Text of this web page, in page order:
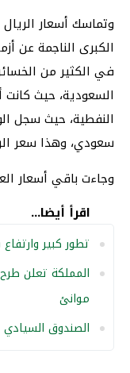
وتماسك أسعار
الكبرى الناجمة عن
في الكثير من
السعودية، حيث كانت
سعودي، وهذا سعر
وجاءت باقي أسعار
اقرأ أيضا...
تطور كبير وارتفاع
موانئ
الصندوق السيادي